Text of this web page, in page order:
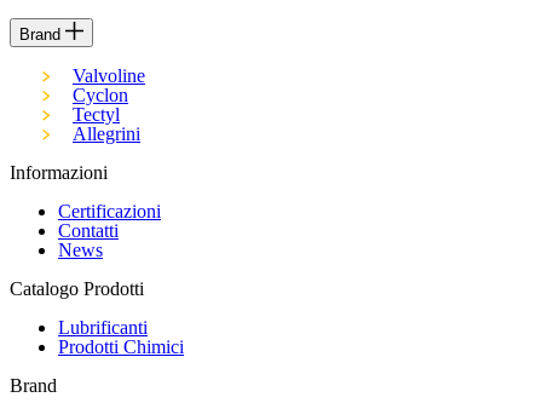
Brand
Valvoline
Cyclon
Tectyl
Allegrini
Informazioni
Certificazioni
Contatti
News
Catalogo Prodotti
Lubrificanti
Prodotti Chimici
Brand